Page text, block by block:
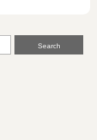
Search